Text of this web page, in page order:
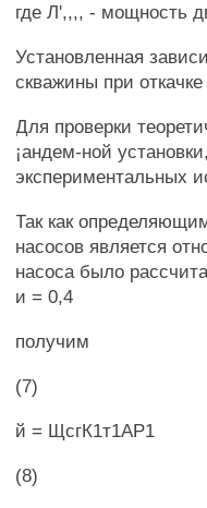
где Л',,,, - мощность
Установленная
скважины при
Для проверки
¡андем-ной
экспериментальных
Так как
насосов является
насоса было
и = 0,4
получим
(7)
й = ЩсгК1т1АР1
(8)